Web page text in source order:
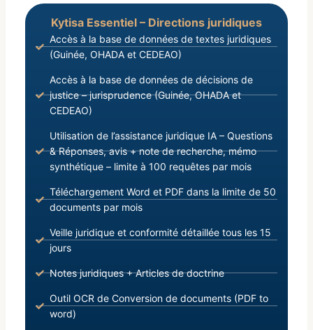
Kytisa Essentiel – Directions juridiques
Accès à la base de données de textes juridiques
(Guinée, OHADA et CEDEAO)
Accès à la base de données de décisions de
justice – jurisprudence (Guinée, OHADA et
CEDEAO)
Utilisation de l’assistance juridique IA – Questions
& Réponses, avis + note de recherche, mémo
synthétique – limite à 100 requêtes par mois
Téléchargement Word et PDF dans la limite de 50
documents par mois
Veille juridique et conformité détaillée tous les 15
jours
Notes juridiques + Articles de doctrine
Outil OCR de Conversion de documents (PDF to
word)